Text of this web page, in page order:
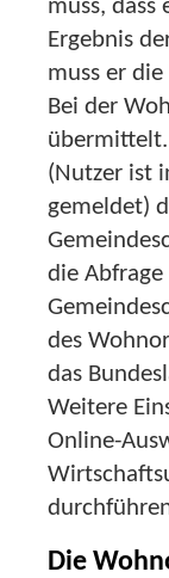
muss,
Ergebnis
muss er
Bei der
übermittelt.
(Nutzer ist
gemeldet)
die Abfrage
des
das
Weitere
Online-
Die